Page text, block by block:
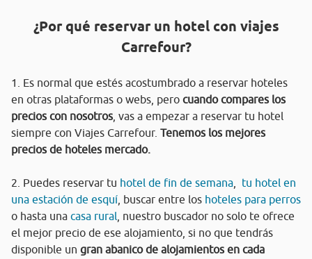
¿Por qué reservar un hotel con viajes
Carrefour?
1. Es normal que estés acostumbrado a reservar hoteles
en otras plataformas o webs, pero cuando compares los
precios con nosotros, vas a empezar a reservar tu hotel
siempre con Viajes Carrefour. Tenemos los mejores
precios de hoteles mercado.
2. Puedes reservar tu hotel de fin de semana
tu hotel en
una estación de esquí , buscar entre los hoteles para perros
o hasta una casa rural , nuestro buscador no solo te ofrece
el mejor precio de ese alojamiento, si no que tendrás
disponible un gran abanico de alojamientos en cada